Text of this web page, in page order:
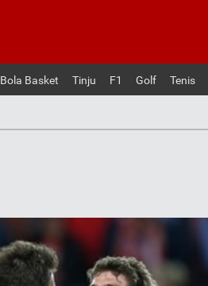
Bola Basket Tinju F1 Golf Tenis